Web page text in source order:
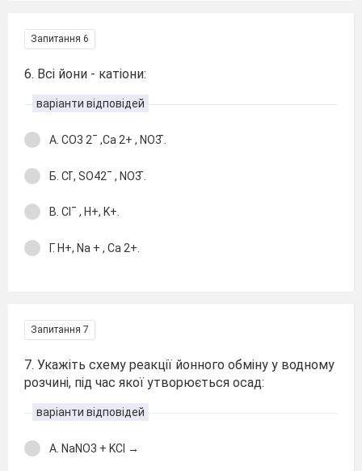
Запитання 6
6. Всі йони - катіони:
варіанти відповідей
А. CO3 2¯ ,Ca 2+ , NO3 ̄.
Б. Cl ̄, SO42¯ , NO3 ̄.
В. Сl¯ , H+, K+.
Г. Н+, Na + , Ca 2+.
Запитання 7
7. Укажіть схему реакції йонного обміну у водному
розчині, під час якої утворюється осад:
варіанти відповідей
А. NaNO3 + KCl →